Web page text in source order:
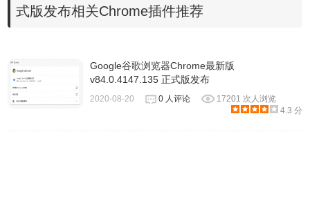
安全修复程序和奖励
更新包括4项安全修复
[1021723] Various fixes from internal audits, fuzzing and
式版发布相关Chrome插件推荐
Google谷歌浏览器Chrome最新版
v84.0.4147.135 正式版发布
2020-08-20 0 人评论
17201 次人浏览
4.3 分